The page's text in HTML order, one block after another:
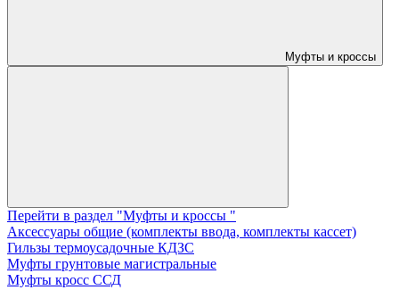
Муфты и кроссы
Перейти в раздел "Муфты и кроссы "
Аксессуары общие (комплекты ввода, комплекты кассет)
Гильзы термоусадочные КДЗС
Муфты грунтовые магистральные
Муфты кросс ССД